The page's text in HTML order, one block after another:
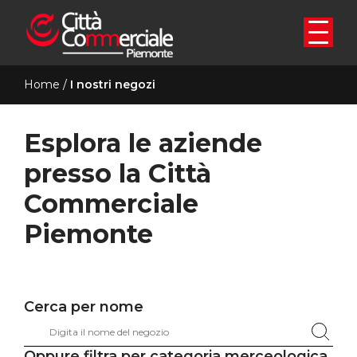
Home / I nostri negozi
Esplora le aziende
presso la Città
Commerciale
Piemonte
Cerca per nome
Filtro per NOME barra ricerca